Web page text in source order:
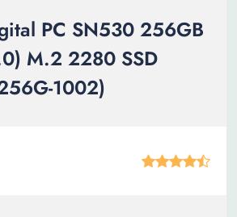
PC SN530 256GB
M.2 2280 SSD
1002)